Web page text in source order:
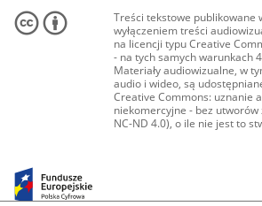
Treści tekstowe publikowane
wyłączeniem treści
na licencji typu Creative
- na tych samych warunkach
Materiały audiowizualne, w
audio i wideo, są
Creative Commons: uznanie
niekomercyjne - bez utworów
NC-ND 4.0), o ile nie jest to